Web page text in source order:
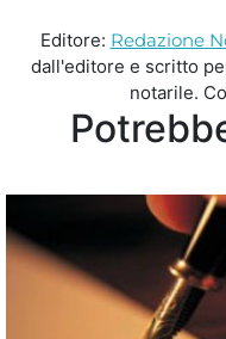
Editore: Redazione
dall'editore e scritto
notarile.